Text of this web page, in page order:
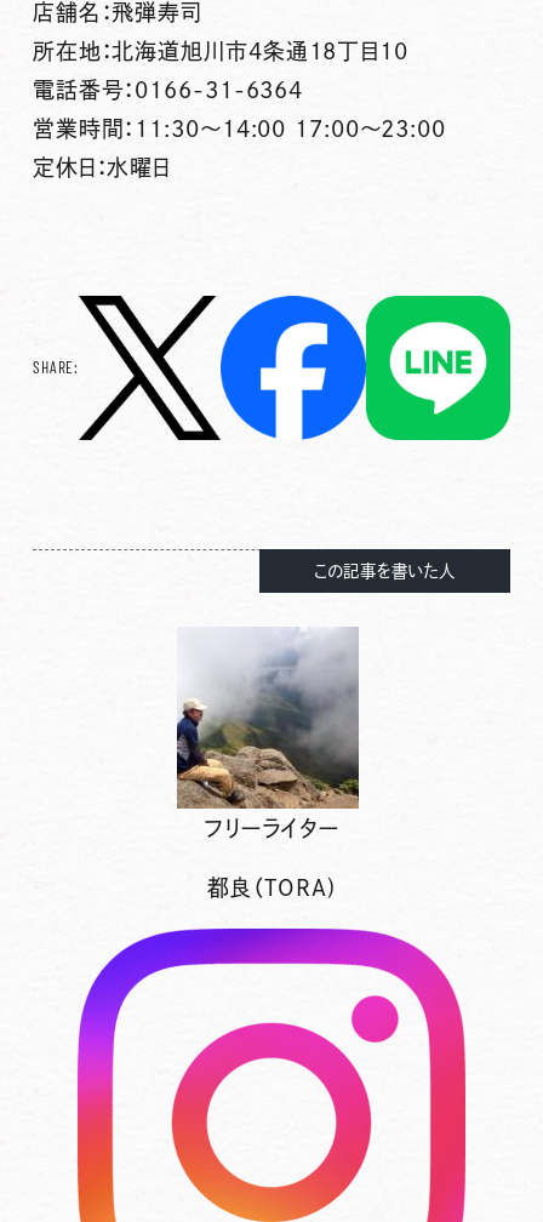
店舗名：飛弾寿司
所在地：北海道旭川市4条通18丁目10
電話番号：0166-31-6364
営業時間：11:30～14:00 17:00～23:00
定休日：水曜日
SHARE:
この記事を書いた人
フリーライター
都良（TORA)